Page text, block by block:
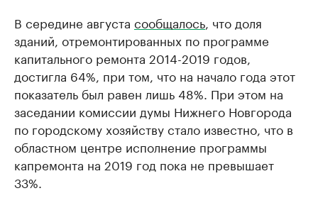
В середине августа сообщалось , что доля
зданий, отремонтированных по программе
капитального ремонта 2014-2019 годов,
достигла 64%, при том, что на начало года этот
показатель был равен лишь 48%. При этом на
заседании комиссии думы Нижнего Новгорода
по городскому хозяйству стало известно, что в
областном центре исполнение программы
капремонта на 2019 год пока не превышает
33%.